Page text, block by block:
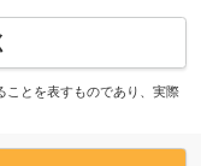
とを表すものであり、実際